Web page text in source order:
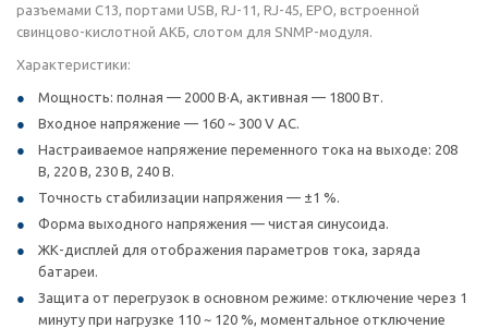
разъемами C13, портами USB, RJ-11, RJ-45, EPO, встроенной
свинцово-кислотной АКБ, слотом для SNMP-модуля.
Характеристики:
Мощность: полная — 2000 В·А, активная — 1800 Вт.
Входное напряжение — 160 ~ 300 V AC.
Настраиваемое напряжение переменного тока на выходе: 208
В, 220 В, 230 В, 240 В.
Точность стабилизации напряжения — ±1 %.
Форма выходного напряжения — чистая синусоида.
ЖК-дисплей для отображения параметров тока, заряда
батареи.
Защита от перегрузок в основном режиме: отключение через 1
минуту при нагрузке 110 ~ 120 %, моментальное отключение